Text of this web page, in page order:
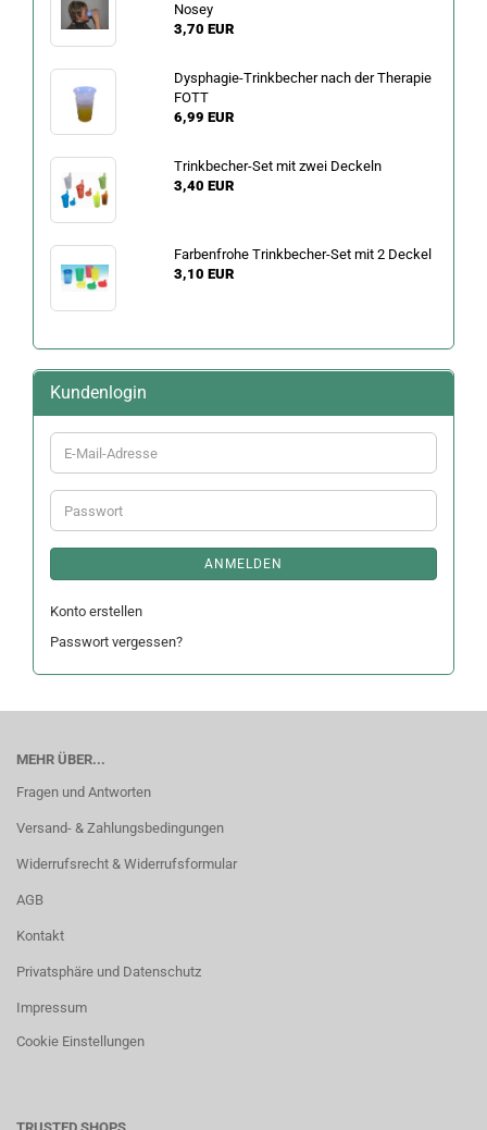
Nosey
3,70 EUR
Dysphagie-Trinkbecher nach der Therapie
FOTT
6,99 EUR
Trinkbecher-Set mit zwei Deckeln
3,40 EUR
Farbenfrohe Trinkbecher-Set mit 2 Deckel
3,10 EUR
Kundenlogin
E-
Mail-
Adresse
Passwort
ANMELDEN
Konto erstellen
Passwort vergessen?
MEHR ÜBER...
Fragen und Antworten
Versand- & Zahlungsbedingungen
Widerrufsrecht & Widerrufsformular
AGB
Kontakt
Privatsphäre und Datenschutz
Impressum
Cookie Einstellungen